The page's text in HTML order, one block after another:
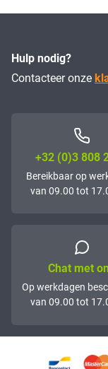
Hulp nodig?
Contacteer onze
+32 (0)3 808
Bereikbaar op
van 09.00 tot
Chat met
Op werkdagen
van 09.00 tot